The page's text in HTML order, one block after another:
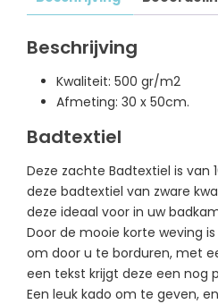
Beschrijving
Kwaliteit: 500 gr/m2
Afmeting: 30 x 50cm.
Badtextiel
Deze zachte Badtextiel is van
deze badtextiel van zware
deze ideaal voor in uw
Door de mooie korte weving
om door u te borduren, met
een tekst krijgt deze een nog
Een leuk kado om te geven,